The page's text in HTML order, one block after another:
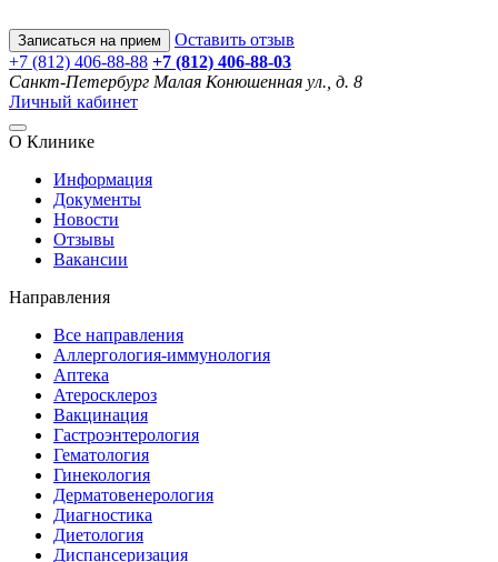
Записаться на прием
Оставить отзыв
+7 (812) 406-88-88 +7 (812) 406-88-03
Санкт-Петербург Малая Конюшенная ул., д. 8
Личный кабинет
О Клинике
Информация
Документы
Новости
Отзывы
Вакансии
Направления
Все направления
Аллергология-иммунология
Аптека
Атеросклероз
Вакцинация
Гастроэнтерология
Гематология
Гинекология
Дерматовенерология
Диагностика
Диетология
Диспансеризация